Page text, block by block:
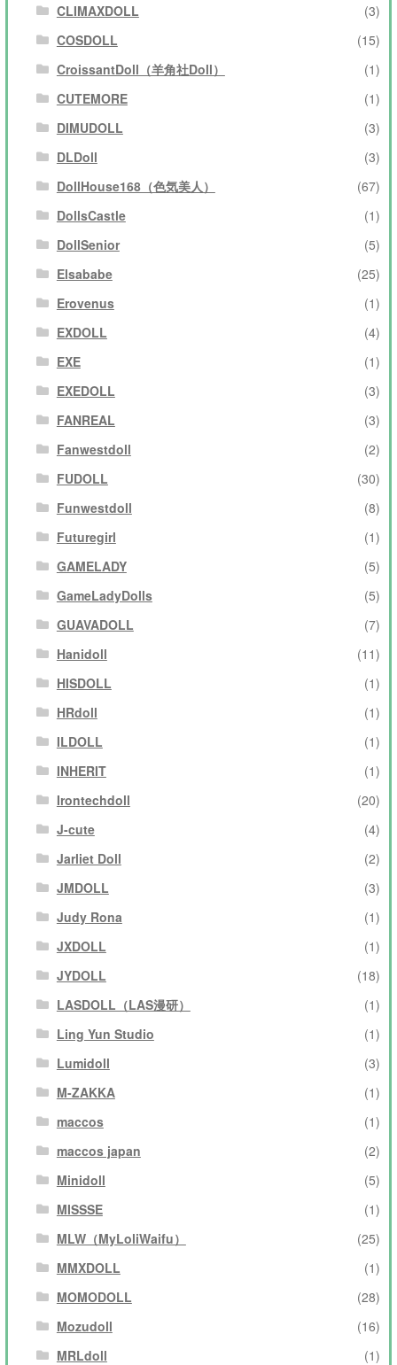
CLIMAXDOLL
(3)
COSDOLL
(15)
CroissantDoll（羊角社Doll）
(1)
CUTEMORE
(1)
DIMUDOLL
(3)
DLDoll
(3)
DollHouse168（色気美人）
(67)
DollsCastle
(1)
DollSenior
(5)
Elsababe
(25)
Erovenus
(1)
EXDOLL
(4)
EXE
(1)
EXEDOLL
(3)
FANREAL
(3)
Fanwestdoll
(2)
FUDOLL
(30)
Funwestdoll
(8)
Futuregirl
(1)
GAMELADY
(5)
GameLadyDolls
(5)
GUAVADOLL
(7)
Hanidoll
(11)
HISDOLL
(1)
HRdoll
(1)
ILDOLL
(1)
INHERIT
(1)
Irontechdoll
(20)
J-cute
(4)
Jarliet Doll
(2)
JMDOLL
(3)
Judy Rona
(1)
JXDOLL
(1)
JYDOLL
(18)
LASDOLL（LAS漫研）
(1)
Ling Yun Studio
(1)
Lumidoll
(3)
M-ZAKKA
(1)
maccos
(1)
maccos japan
(2)
Minidoll
(5)
MISSSE
(1)
MLW（MyLoliWaifu）
(25)
MMXDOLL
(1)
MOMODOLL
(28)
Mozudoll
(16)
MRLdoll
(1)